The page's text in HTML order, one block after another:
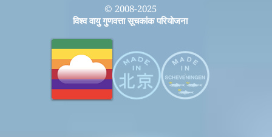
© 2008-2025
विश्व वायु गुणवत्ता सूचकांक परियोजना